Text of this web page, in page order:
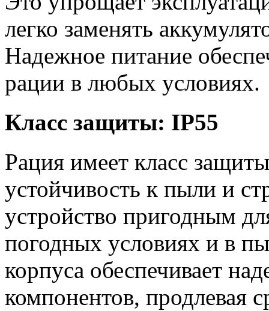
легко заменять
Надежное питание
рации в любых условиях.
Класс защиты: IP55
Рация имеет класс
устойчивость к пыли и
устройство пригодным
погодных условиях и в
корпуса обеспечивает
компонентов, продлевая